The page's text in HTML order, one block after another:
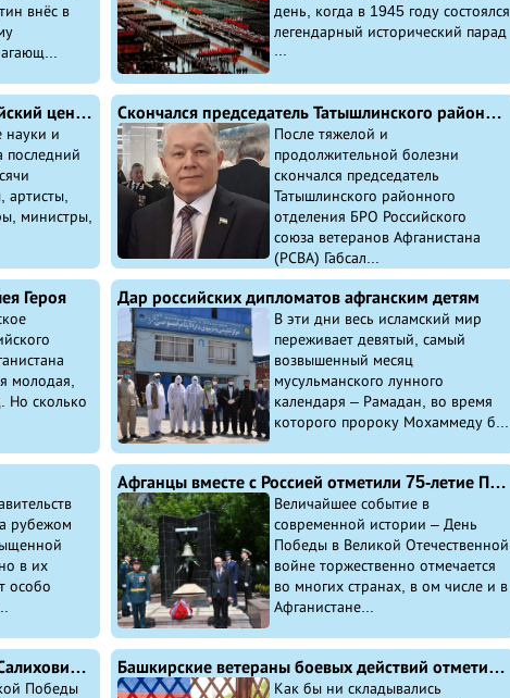
внёс в
день, когда в 1945 году состоялся
легендарный исторический парад
Афганские академики посетили Российский центр науки и культуры в Кабуле
науки и
последний
артисты,
министры,
Скончался председатель Татышлинского районного отделения БРО Российского союза ветеранов Афганистана (РСВА) Габсаликов Заки Кадимович
После тяжелой и
продолжительной болезни
скончался председатель
Татышлинского районного
отделения БРО Российского
союза ветеранов Афганистана
(РСВА) Габсал...
Героя
молодая,
Но сколько
Дар российских дипломатов афганским детям
В эти дни весь исламский мир
переживает девятый, самый
возвышенный месяц
мусульманского лунного
календаря – Рамадан, во время
которого пророку Мохаммеду б...
рубежом
в их
особо
Афганцы вместе с Россией отметили 75-летие Победы
Величайшее событие в
современной истории – День
Победы в Великой Отечественной
войне торжественно отмечается
во многих странах, в ом числе и в
Афганистане...
Защитник Брестской крепости Ришат Салихович Исмагилов отметил 100-летие
Победы
Башкирские ветераны боевых действий отметили 75-летие Великой Победы чествованием ветеранов Великой Отечественной войны и возложением цветов к памятникам героям
Как бы ни складывались